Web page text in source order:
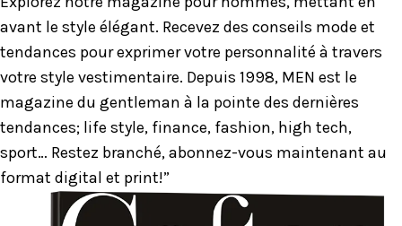
avant le style élégant. Recevez des conseils mode et
tendances pour exprimer votre personnalité à travers
votre style vestimentaire. Depuis 1998, MEN est le
magazine du gentleman à la pointe des dernières
tendances; life style, finance, fashion, high tech,
sport… Restez branché, abonnez-vous maintenant au
format digital et print!”